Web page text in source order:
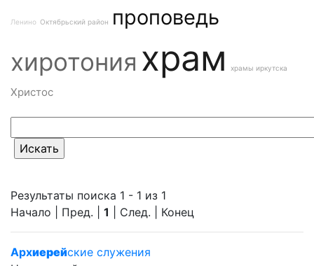
Ленино Октябрьский район проповедь
хиротония храм храмы иркутска
Христос
Результаты поиска 1 - 1 из 1
Начало | Пред. | 1 | След. | Конец
Архиерейские служения